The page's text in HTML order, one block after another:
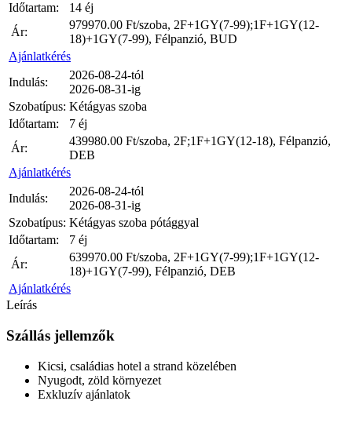
Időtartam:
14 éj
Ár:
979970.00 Ft/szoba, 2F+1GY(7-99);1F+1GY(12-
18)+1GY(7-99), Félpanzió, BUD
Ajánlatkérés
Indulás:
2026-08-24-tól
2026-08-31-ig
Szobatípus: Kétágyas szoba
Időtartam:
7 éj
Ár:
439980.00 Ft/szoba, 2F;1F+1GY(12-18), Félpanzió,
DEB
Ajánlatkérés
Indulás:
2026-08-24-tól
2026-08-31-ig
Szobatípus: Kétágyas szoba pótággyal
Időtartam:
7 éj
Ár:
639970.00 Ft/szoba, 2F+1GY(7-99);1F+1GY(12-
18)+1GY(7-99), Félpanzió, DEB
Ajánlatkérés
Leírás
Szállás jellemzők
Kicsi, családias hotel a strand közelében
Nyugodt, zöld környezet
Exkluzív ajánlatok